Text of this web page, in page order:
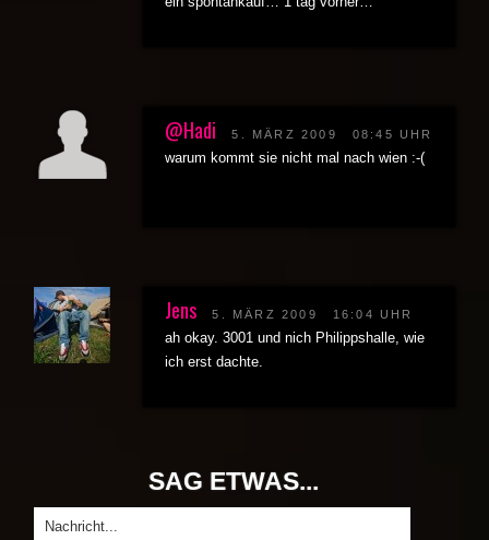
@Hadi 5. MÄRZ 2009 08:45 UHR
warum kommt sie nicht mal nach wien :-(
Jens 5. MÄRZ 2009 16:04 UHR
ah okay. 3001 und nich Philippshalle, wie
ich erst dachte.
SAG ETWAS...